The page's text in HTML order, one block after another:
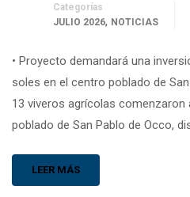
Categorías
JULIO 2026, NOTICIAS
• Proyecto demandará una
soles en el centro poblado de
13 viveros agrícolas
poblado de San Pablo de Occo,
LEER MÁS